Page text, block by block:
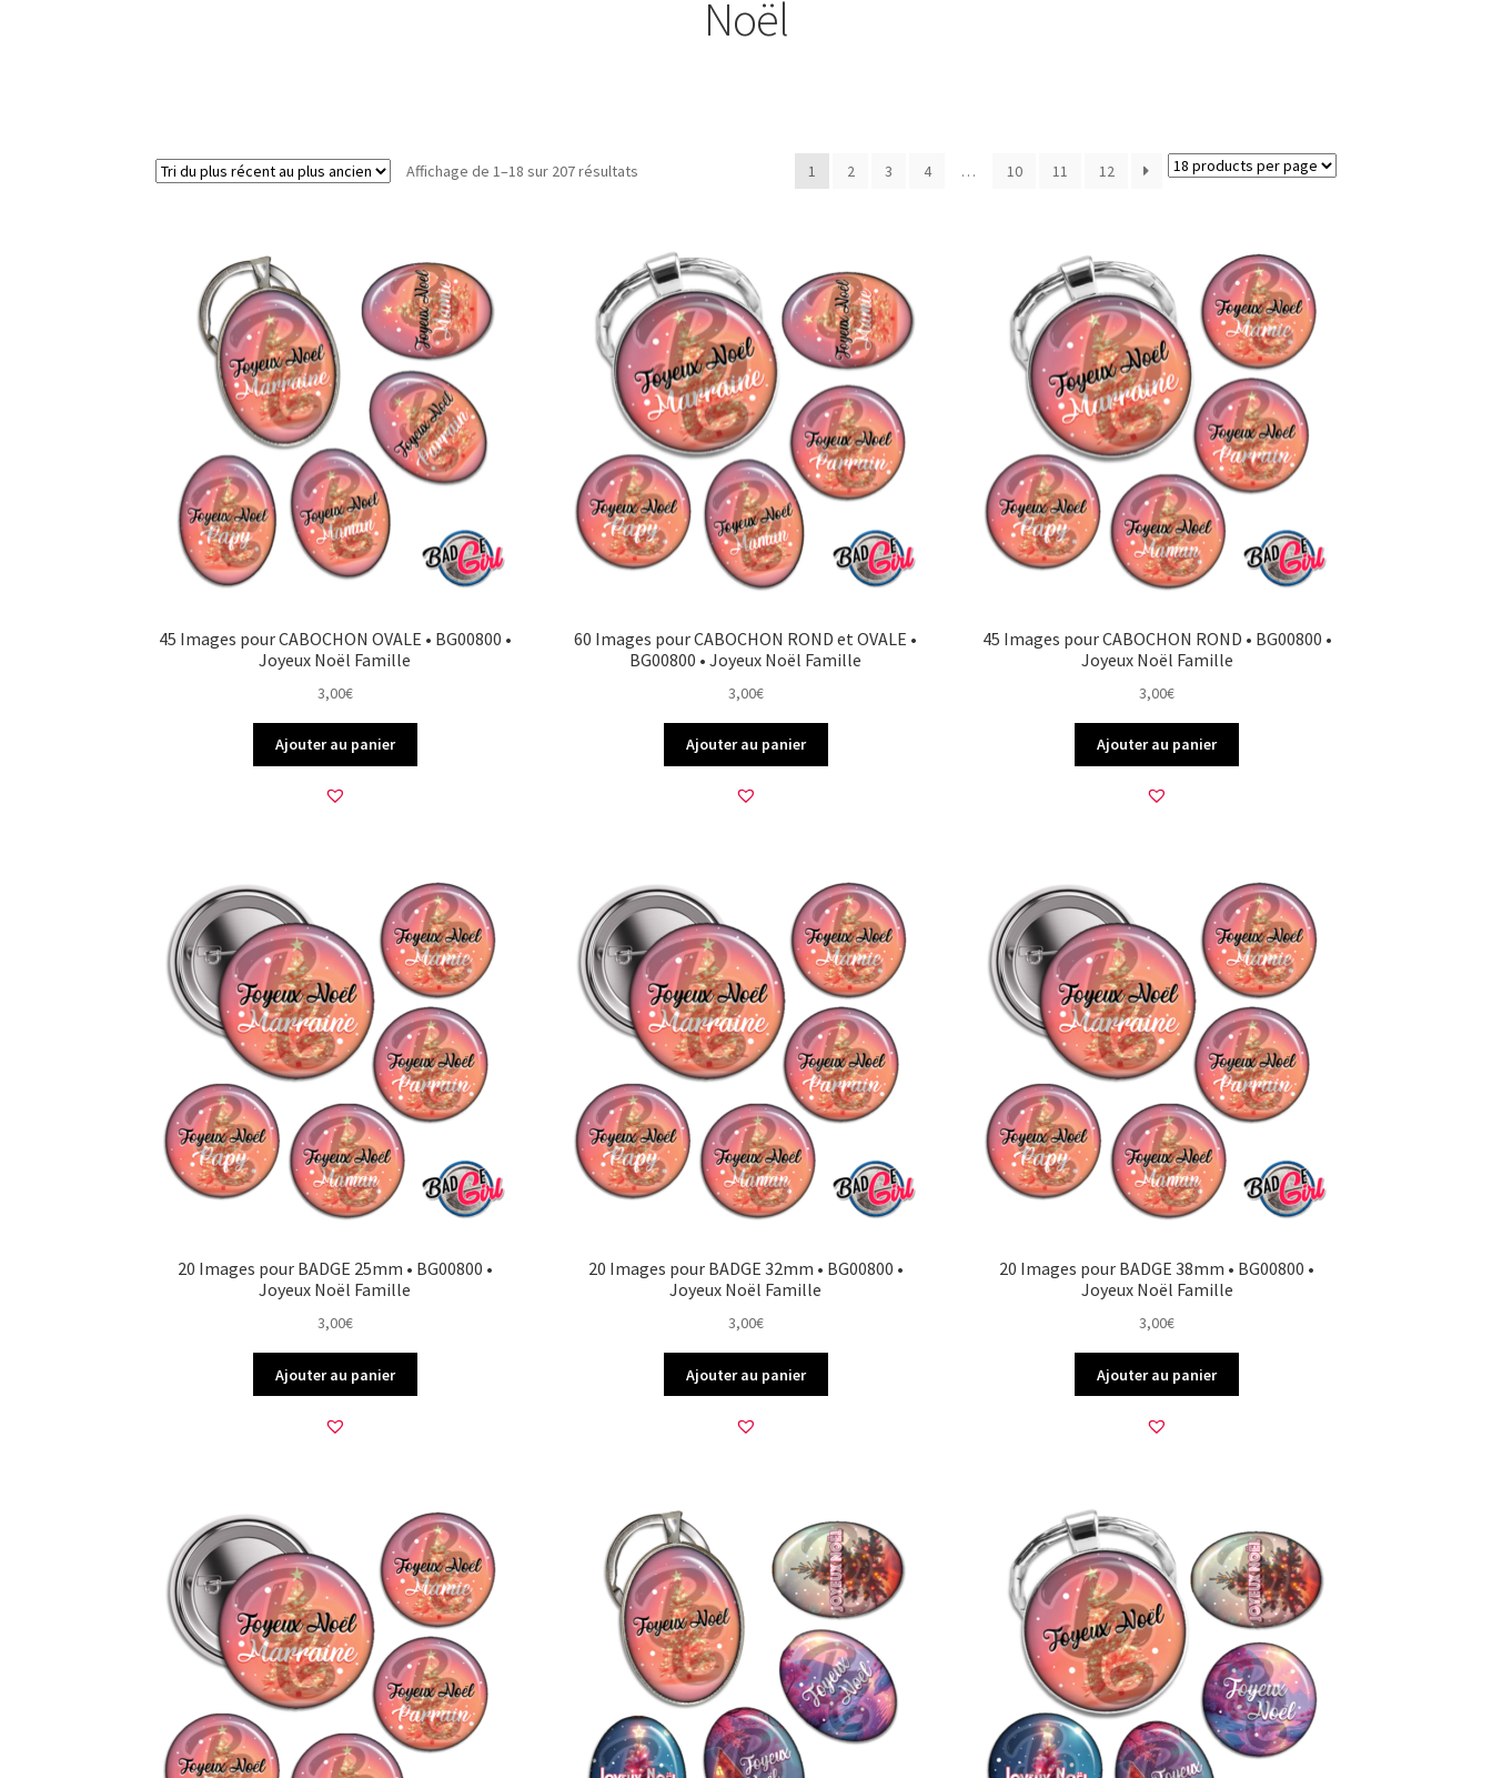
Noël
Affichage de 1–18 sur 207 résultats
au
plus
ancien
1 2 3 4 … 10 11 12
45 Images pour CABOCHON OVALE • BG00800 •
Joyeux Noël Famille
3,00€
Ajouter au panier
60 Images pour CABOCHON ROND et OVALE •
BG00800 • Joyeux Noël Famille
3,00€
Ajouter au panier
45 Images pour CABOCHON ROND • BG00800 •
Joyeux Noël Famille
3,00€
Ajouter au panier
20 Images pour BADGE 25mm • BG00800 •
Joyeux Noël Famille
3,00€
Ajouter au panier
20 Images pour BADGE 32mm • BG00800 •
Joyeux Noël Famille
3,00€
Ajouter au panier
20 Images pour BADGE 38mm • BG00800 •
Joyeux Noël Famille
3,00€
Ajouter au panier